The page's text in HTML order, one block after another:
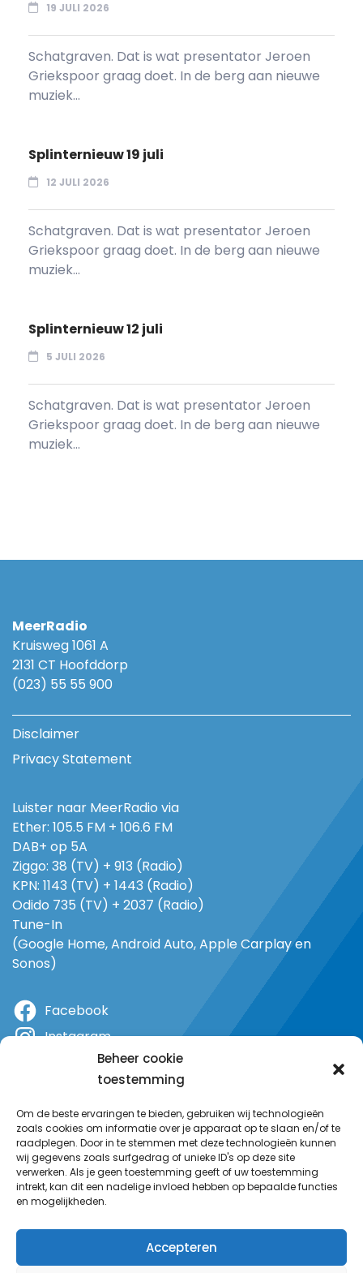
Beheer cookie
toestemming
Om de beste ervaringen te bieden, gebruiken wij technologieën
zoals cookies om informatie over je apparaat op te slaan en/of te
raadplegen. Door in te stemmen met deze technologieën kunnen
wij gegevens zoals surfgedrag of unieke ID's op deze site
verwerken. Als je geen toestemming geeft of uw toestemming
intrekt, kan dit een nadelige invloed hebben op bepaalde functies
en mogelijkheden.
Accepteren
19 JULI 2026
Schatgraven. Dat is wat presentator Jeroen
Griekspoor graag doet. In de berg aan nieuwe
muziek...
Splinternieuw 19 juli
12 JULI 2026
Schatgraven. Dat is wat presentator Jeroen
Griekspoor graag doet. In de berg aan nieuwe
muziek...
Splinternieuw 12 juli
5 JULI 2026
Schatgraven. Dat is wat presentator Jeroen
Griekspoor graag doet. In de berg aan nieuwe
muziek...
MeerRadio
Kruisweg 1061 A
2131 CT Hoofddorp
(023) 55 55 900
Disclaimer
Privacy Statement
Luister naar MeerRadio via
Ether: 105.5 FM + 106.6 FM
DAB+ op 5A
Ziggo: 38 (TV) + 913 (Radio)
KPN: 1143 (TV) + 1443 (Radio)
Odido 735 (TV) + 2037 (Radio)
Tune-In
(Google Home, Android Auto, Apple Carplay en
Sonos)
Facebook
Instagram
YouTube